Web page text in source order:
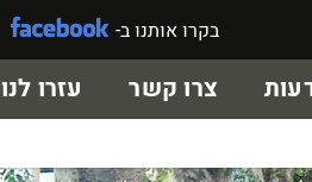
בקרו אותנו ב-
צרו קשר עזרו לנו